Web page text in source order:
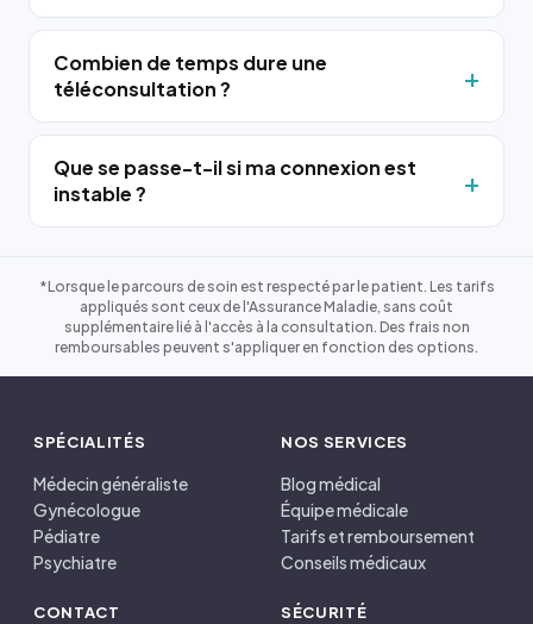
Combien de temps dure une
téléconsultation ?
Que se passe-t-il si ma connexion est
instable ?
*Lorsque le parcours de soin est respecté par le patient. Les tarifs
appliqués sont ceux de l'Assurance Maladie, sans coût
supplémentaire lié à l'accès à la consultation. Des frais non
remboursables peuvent s'appliquer en fonction des options.
SPÉCIALITÉS
Médecin généraliste
Gynécologue
Pédiatre
Psychiatre
NOS SERVICES
Blog médical
Équipe médicale
Tarifs et remboursement
Conseils médicaux
CONTACT SÉCURITÉ